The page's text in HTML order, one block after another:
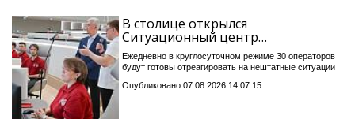
В столице открылся
Ситуационный центр…
Ежедневно в круглосуточном режиме 30 операторов
будут готовы отреагировать на нештатные ситуации
Опубликовано 07.08.2026 14:07:15